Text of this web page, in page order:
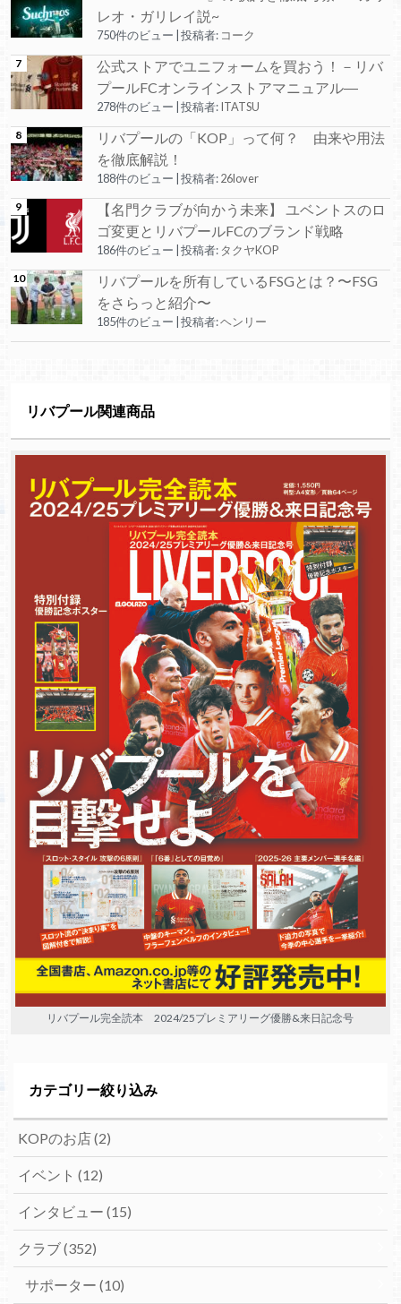
レオ・ガリレイ説~
750件のビュー 投稿者: コーク
公式ストアでユニフォームを買おう！－リバ
プールFCオンラインストアマニュアル―
278件のビュー 投稿者:ITATSU
リバプールの「KOP」って何？ 由来や用法
を徹底解説！
188件のビュー 投稿者:26lover
【名門クラブが向かう未来】 ユベントスのロ
ゴ変更とリバプールFCのブランド戦略
186件のビュー 投稿者: タクヤKOP
リバプールを所有しているFSGとは？〜FSG
をさらっと紹介〜
185件のビュー 投稿者:ヘンリー
リバプール関連商品
リバプール完全読本 2024/25プレミアリーグ優勝&来日記念号
カテゴリー絞り込み
KOPのお店(2)
イベント (12)
インタビュー (15)
クラブ(352)
サポーター (10)